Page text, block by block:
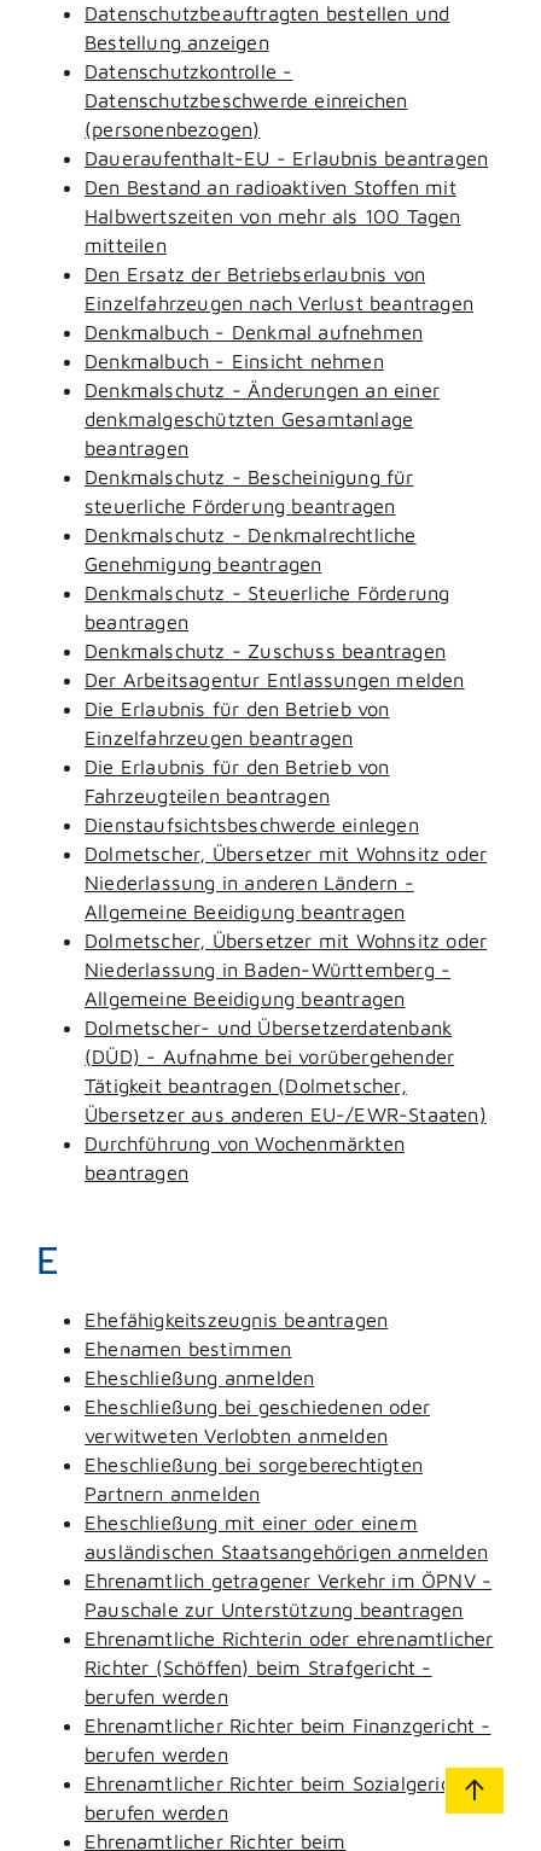
Datenschutzbeauftragten bestellen und
Bestellung anzeigen
Datenschutzkontrolle -
Datenschutzbeschwerde einreichen
(personenbezogen)
Daueraufenthalt-EU - Erlaubnis beantragen
Den Bestand an radioaktiven Stoffen mit
Halbwertszeiten von mehr als 100 Tagen
mitteilen
Den Ersatz der Betriebserlaubnis von
Einzelfahrzeugen nach Verlust beantragen
Denkmalbuch - Denkmal aufnehmen
Denkmalbuch - Einsicht nehmen
Denkmalschutz - Änderungen an einer
denkmalgeschützten Gesamtanlage
beantragen
Denkmalschutz - Bescheinigung für
steuerliche Förderung beantragen
Denkmalschutz - Denkmalrechtliche
Genehmigung beantragen
Denkmalschutz - Steuerliche Förderung
beantragen
Denkmalschutz - Zuschuss beantragen
Der Arbeitsagentur Entlassungen melden
Die Erlaubnis für den Betrieb von
Einzelfahrzeugen beantragen
Die Erlaubnis für den Betrieb von
Fahrzeugteilen beantragen
Dienstaufsichtsbeschwerde einlegen
Dolmetscher, Übersetzer mit Wohnsitz oder
Niederlassung in anderen Ländern -
Allgemeine Beeidigung beantragen
Dolmetscher, Übersetzer mit Wohnsitz oder
Niederlassung in Baden-Württemberg -
Allgemeine Beeidigung beantragen
Dolmetscher- und Übersetzerdatenbank
(DÜD) - Aufnahme bei vorübergehender
Tätigkeit beantragen (Dolmetscher,
Übersetzer aus anderen EU-/EWR-Staaten)
Durchführung von Wochenmärkten
beantragen
E
Ehefähigkeitszeugnis beantragen
Ehenamen bestimmen
Eheschließung anmelden
Eheschließung bei geschiedenen oder
verwitweten Verlobten anmelden
Eheschließung bei sorgeberechtigten
Partnern anmelden
Eheschließung mit einer oder einem
ausländischen Staatsangehörigen anmelden
Ehrenamtlich getragener Verkehr im ÖPNV -
Pauschale zur Unterstützung beantragen
Ehrenamtliche Richterin oder ehrenamtlicher
Richter (Schöffen) beim Strafgericht -
berufen werden
Ehrenamtlicher Richter beim Finanzgericht -
berufen werden
Ehrenamtlicher Richter beim Sozialgericht -
berufen werden
Ehrenamtlicher Richter beim